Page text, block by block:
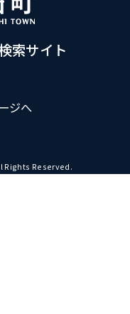
索サイト
ジへ
Rights Reserved.